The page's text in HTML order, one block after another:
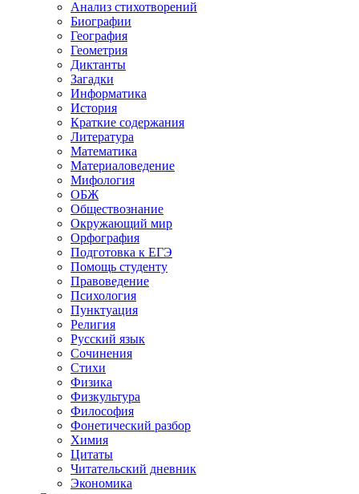
Анализ стихотворений
Биографии
География
Геометрия
Диктанты
Загадки
Информатика
История
Краткие содержания
Литература
Математика
Материаловедение
Мифология
ОБЖ
Обществознание
Окружающий мир
Орфография
Подготовка к ЕГЭ
Помощь студенту
Правоведение
Психология
Пунктуация
Религия
Русский язык
Сочинения
Стихи
Физика
Физкультура
Философия
Фонетический разбор
Химия
Цитаты
Читательский дневник
Экономика